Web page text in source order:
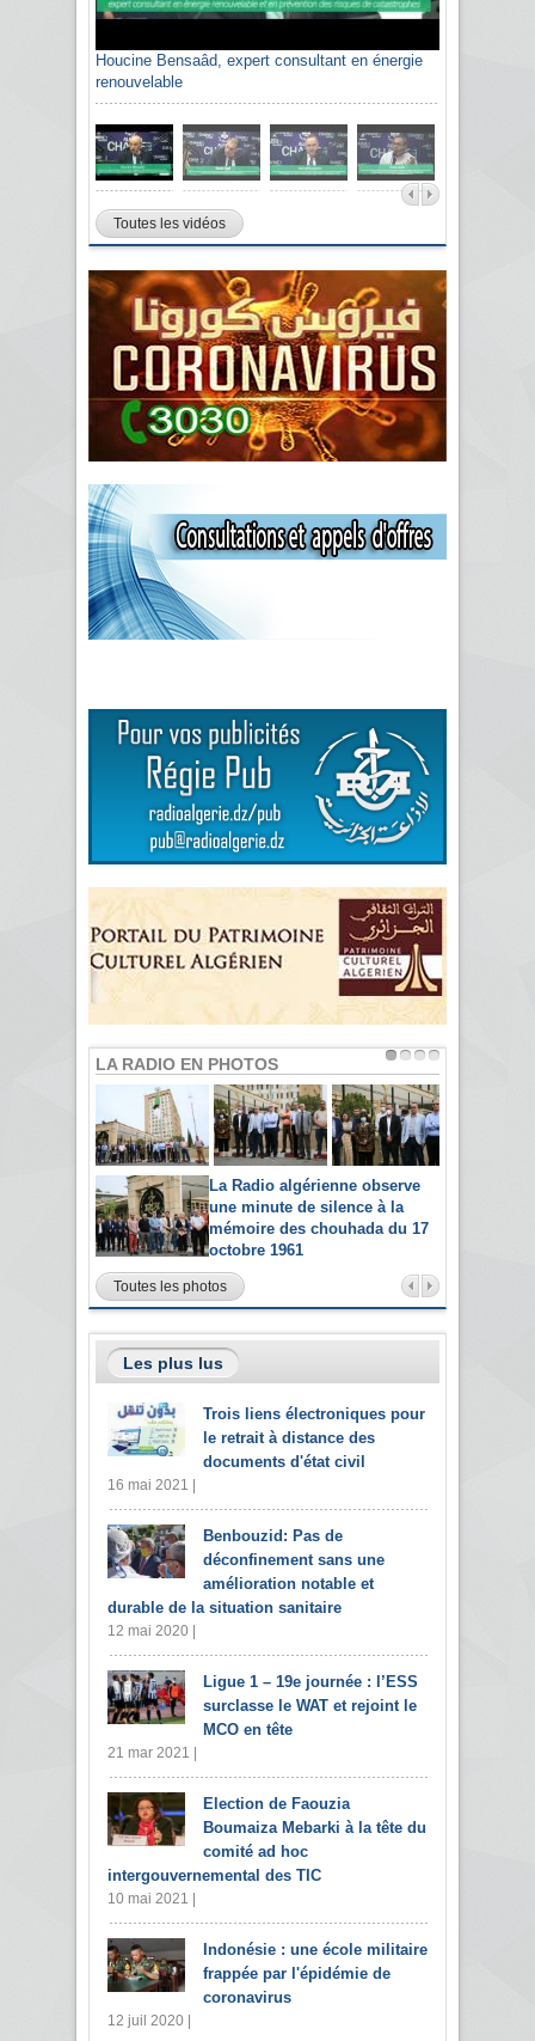
Houcine Bensaâd, expert consultant en énergie
renouvelable
Toutes les vidéos
LA RADIO EN PHOTOS
La Radio algérienne observe
une minute de silence à la
mémoire des chouhada du 17
octobre 1961
Toutes les photos
Les plus lus
Trois liens électroniques pour
le retrait à distance des
documents d'état civil
16 mai 2021 |
Benbouzid: Pas de
déconfinement sans une
amélioration notable et
durable de la situation sanitaire
12 mai 2020 |
Ligue 1 – 19e journée : l’ESS
surclasse le WAT et rejoint le
MCO en tête
21 mar 2021 |
Election de Faouzia
Boumaiza Mebarki à la tête du
comité ad hoc
intergouvernemental des TIC
10 mai 2021 |
Indonésie : une école militaire
frappée par l'épidémie de
coronavirus
12 juil 2020 |